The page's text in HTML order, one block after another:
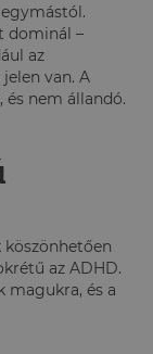
dominál –
az
van. A
nem állandó.
az ADHD.
magukra, és a